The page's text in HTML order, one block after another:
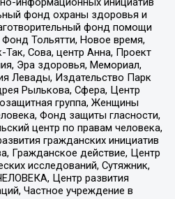
фонд охраны здоровья и
фонд помощи
Тольятти, Новое время,
Так, Сова, центр Анна, Проект
Эра здоровья, Мемориал,
Левады, Издательство Парк
Рылькова, Сфера, Центр
группа, Женщины
Фонд защиты гласности,
центр по правам человека,
гражданских инициатив
Гражданское действие, Центр
исследований, Сутяжник,
Центр развития
Частное учреждение в